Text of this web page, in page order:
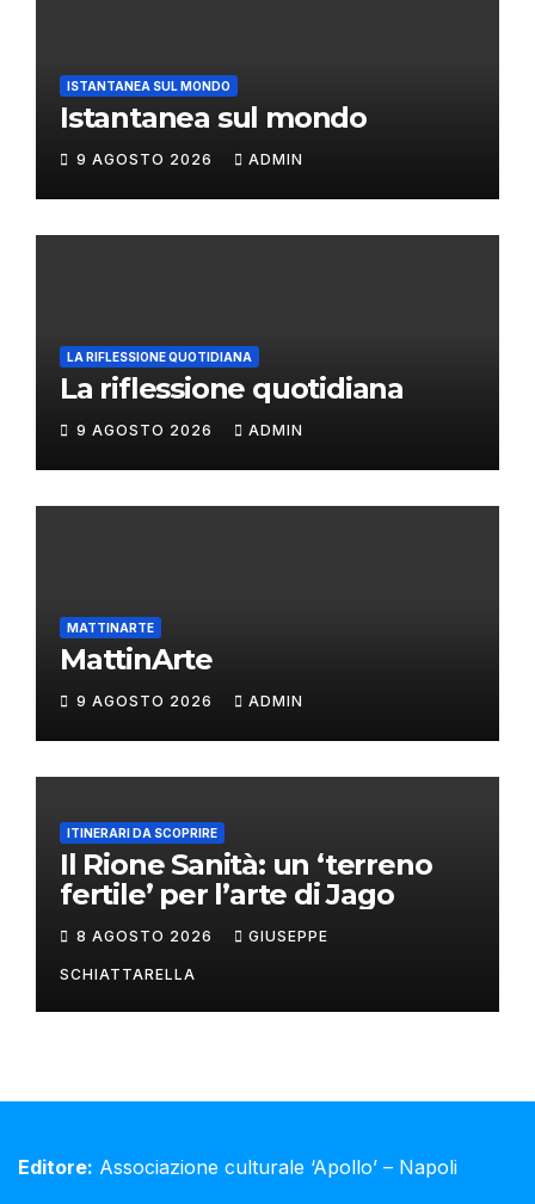
ISTANTANEA SUL MONDO
Istantanea sul mondo
9 AGOSTO 2026 ADMIN
LA RIFLESSIONE QUOTIDIANA
La riflessione quotidiana
9 AGOSTO 2026 ADMIN
MATTINARTE
MattinArte
9 AGOSTO 2026 ADMIN
ITINERARI DA SCOPRIRE
Il Rione Sanità: un ‘terreno
fertile’ per l’arte di Jago
8 AGOSTO 2026 GIUSEPPE
SCHIATTARELLA
Editore: Associazione culturale ‘Apollo’ – Napoli